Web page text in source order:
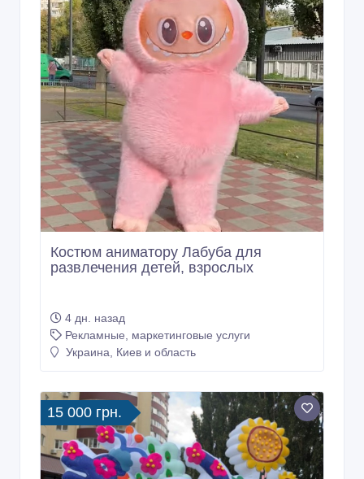
Костюм аниматору Лабуба для
развлечения детей, взрослых
4 дн. назад
Рекламные, маркетинговые услуги
Украина, Киев и область
15 000 грн.